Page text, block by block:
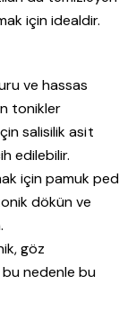
için idealdir.
ve hassas
tonikler
salisilik asit
edilebilir.
için pamuk ped
dökün ve
göz
nedenle bu